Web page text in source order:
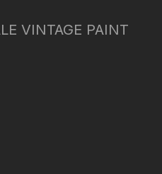
VINTAGE PAINT